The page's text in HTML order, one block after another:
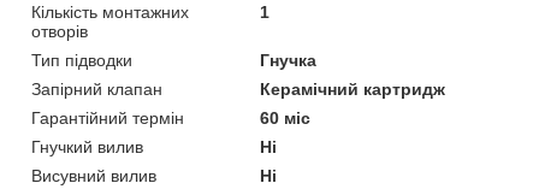
Кількість монтажних
отворів
1
Тип підводки
Гнучка
Запірний клапан
Керамічний картридж
Гарантійний термін
60 міс
Гнучкий вилив
Ні
Висувний вилив
Ні